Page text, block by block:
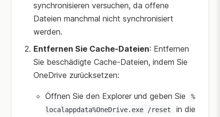
synchronisieren versuchen, da offene
Dateien manchmal nicht synchronisiert
werden.
Entfernen Sie Cache-Dateien: Entfernen
Sie beschädigte Cache-Dateien, indem Sie
OneDrive zurücksetzen:
Öffnen Sie den Explorer und geben Sie
%
localappdata%OneDrive.exe /reset
in die